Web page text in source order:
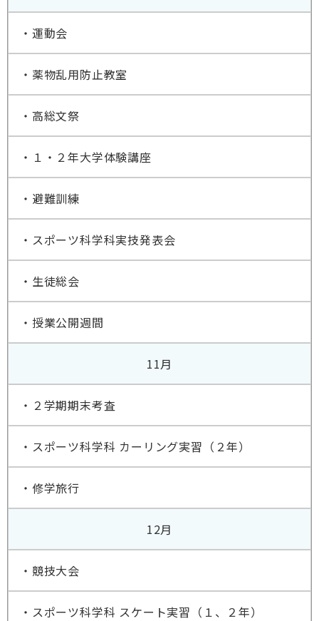
・運動会
・薬物乱用防止教室
・高総文祭
・１・２年大学体験講座
・避難訓練
・スポーツ科学科実技発表会
・生徒総会
・授業公開週間
11月
・２学期期末考査
・スポーツ科学科 カーリング実習（２年）
・修学旅行
12月
・競技大会
・スポーツ科学科 スケート実習（１、２年）